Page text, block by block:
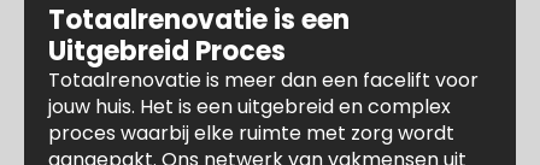
Totaalrenovatie is een
Uitgebreid Proces
Totaalrenovatie is meer dan een facelift voor
jouw huis. Het is een uitgebreid en complex
proces waarbij elke ruimte met zorg wordt